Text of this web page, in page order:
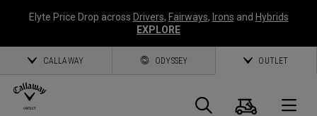
Elyte Price Drop across Drivers, Fairways, Irons and Hybrids
EXPLORE
CALLAWAY ODYSSEY OUTLET
Suche